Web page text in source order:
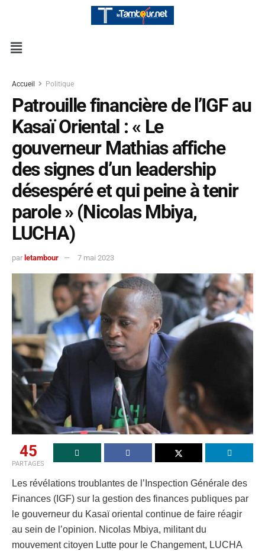
Accueil Politique
Patrouille financière de l’IGF au
Kasaï Oriental : « Le
gouverneur Mathias affiche
des signes d’un leadership
désespéré et qui peine à tenir
parole » (Nicolas Mbiya,
LUCHA)
par letambour 7 mai 2023
45
PARTAGES
Les révélations troublantes de l’Inspection Générale des
Finances (IGF) sur la gestion des finances publiques par
le gouverneur du Kasaï oriental continue de faire réagir
au sein de l’opinion. Nicolas Mbiya, militant du
mouvement citoyen Lutte pour le Changement, LUCHA